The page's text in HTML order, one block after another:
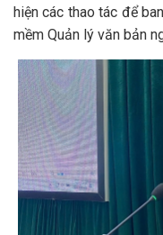
hiện các thao tác để
mềm Quản lý văn bản